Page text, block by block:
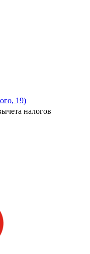
19)
налогов